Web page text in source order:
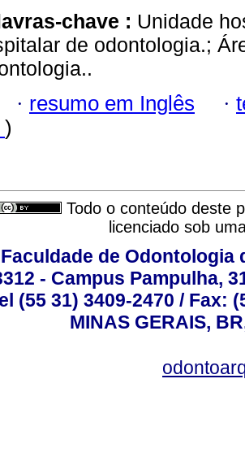
chave : Unidade
de odontologia.;
· resumo em Inglês ·
)
Todo o conteúdo deste
licenciado sob
Faculdade de Odontologia
- Campus Pampulha,
(55 31) 3409-2470 / Fax:
MINAS GERAIS,